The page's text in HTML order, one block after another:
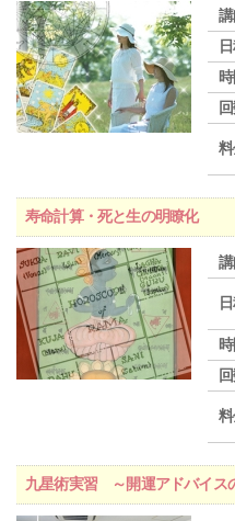
寿命計算・死と生の明瞭化
九星術実習 ～開運アドバイス